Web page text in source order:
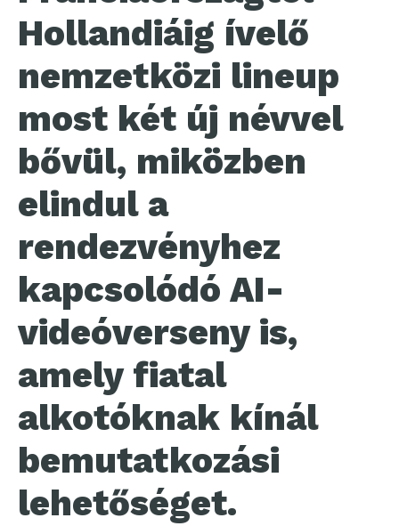
Hollandiáig ívelő
nemzetközi lineup
most két új névvel
bővül, miközben
elindul a
rendezvényhez
kapcsolódó AI-
videóverseny is,
amely fiatal
alkotóknak kínál
bemutatkozási
lehetőséget.